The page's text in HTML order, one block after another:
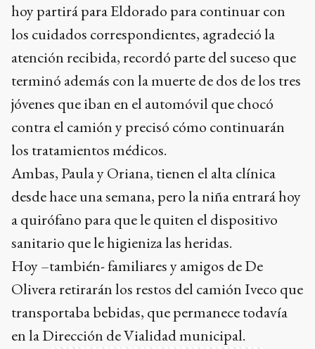
hoy partirá para Eldorado para continuar con
los cuidados correspondientes, agradeció la
atención recibida, recordó parte del suceso que
terminó además con la muerte de dos de los tres
jóvenes que iban en el automóvil que chocó
contra el camión y precisó cómo continuarán
los tratamientos médicos.
Ambas, Paula y Oriana, tienen el alta clínica
desde hace una semana, pero la niña entrará hoy
a quirófano para que le quiten el dispositivo
sanitario que le higieniza las heridas.
Hoy –también- familiares y amigos de De
Olivera retirarán los restos del camión Iveco que
transportaba bebidas, que permanece todavía
en la Dirección de Vialidad municipal.